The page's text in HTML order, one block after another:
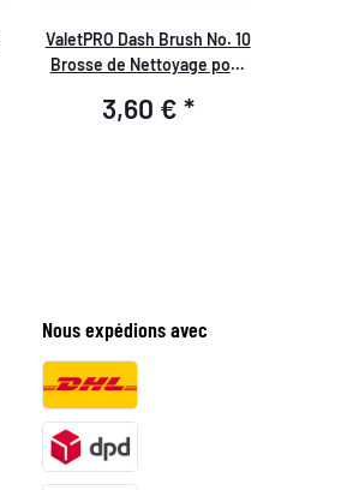
ValetPRO Dash Brush No. 10
Brosse de Nettoyage pour
3,60 € *
Nous expédions avec